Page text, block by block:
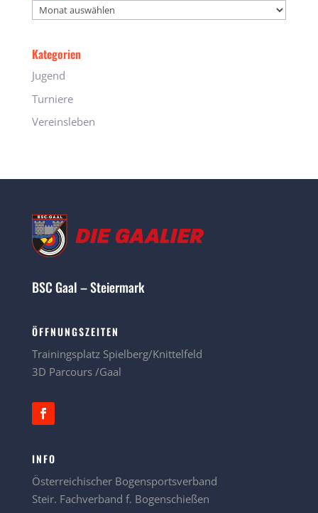
Archiv
Kategorien
Jugend
Turniere
Vereinsleben
BSC Gaal – Steiermark
ÖFFNUNGSZEITEN
Trainingsplatz Spielberg/Knittelfeld
3D Parcours /Gaal
INFO
Österreichischer Bogensportsverband
Steir. Fachverband f. Bogenschießen